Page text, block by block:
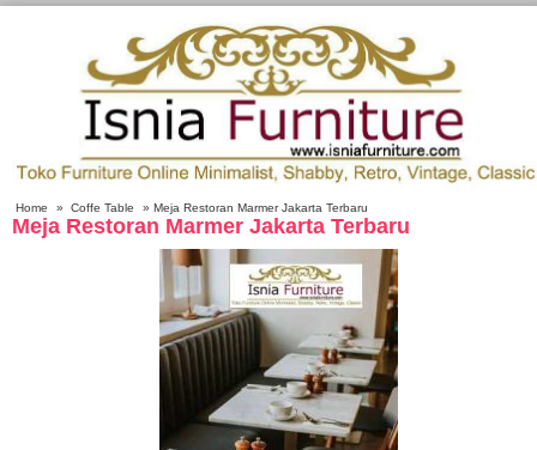
Home » Coffe Table » Meja Restoran Marmer Jakarta Terbaru
Meja Restoran Marmer Jakarta Terbaru